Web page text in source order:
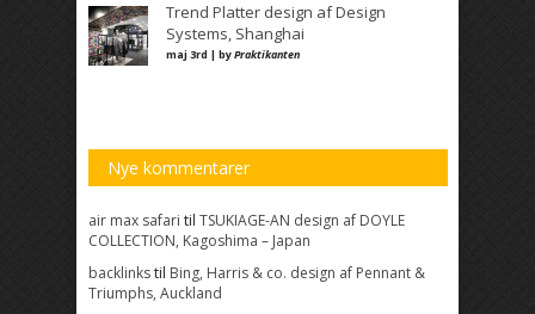
Trend Platter design af Design
Systems, Shanghai
maj 3rd | byPraktikanten
Nye kommentarer
air max safari til TSUKIAGE-AN design af DOYLE
COLLECTION, Kagoshima – Japan
backlinkstil Bing, Harris & co. design af Pennant &
Triumphs, Auckland